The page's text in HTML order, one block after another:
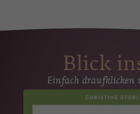
Blick
Einfach draufklicken